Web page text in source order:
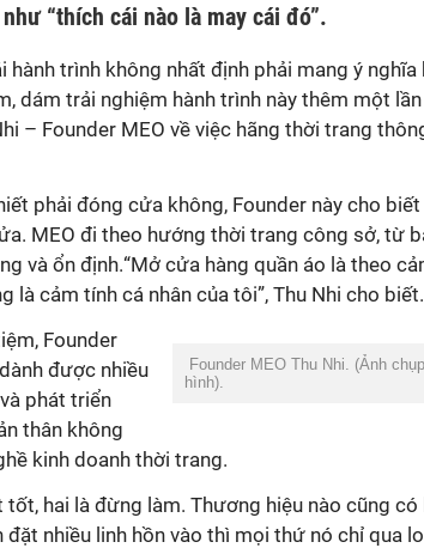
“thích cái nào là may cái đó”.
hành trình không nhất định phải mang ý nghĩa
dám trải nghiệm hành trình này thêm một lần
– Founder MEO về việc hãng thời trang
phải đóng cửa không, Founder này cho biết
MEO đi theo hướng thời trang công sở, từ
và ổn định.“Mở cửa hàng quần áo là theo
là cảm tính cá nhân của tôi”, Thu Nhi cho biết.
Founder MEO Thu Nhi. (Ảnh
hình).
Founder
được nhiều
phát triển
thân không
kinh doanh thời trang.
hai là đừng làm. Thương hiệu nào cũng có
nhiều linh hồn vào thì mọi thứ nó chỉ qua